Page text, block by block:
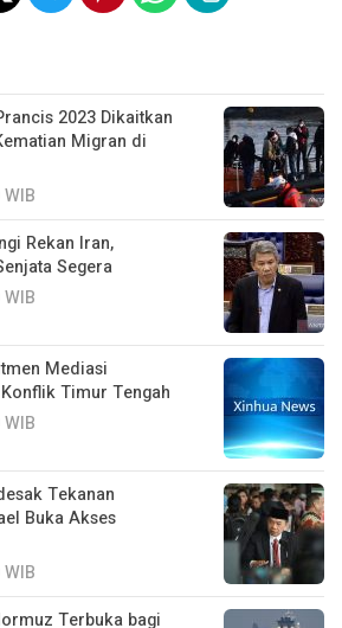
2023 Dikaitkan
Migran di
Rekan Iran,
Segera
Mediasi
Timur Tengah
Tekanan
Buka Akses
Terbuka bagi